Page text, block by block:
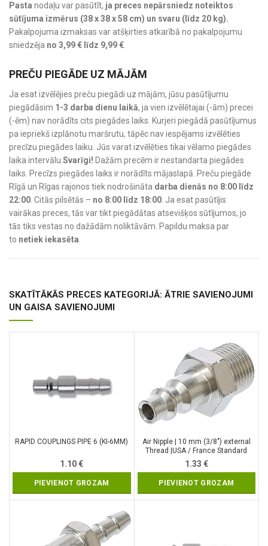
Pasta nodaļu var pasūtīt, ja preces nepārsniedz noteiktos
sūtījuma izmērus (38 x 38 x 58 cm) un svaru (līdz 20 kg).
Pakalpojuma izmaksas var atšķirties atkarībā no pakalpojumu
sniedzēja no 3,99 € līdz 9,99 €
PREČU PIEGĀDE UZ MĀJĀM
Ja esat izvēlējies preču piegādi uz mājām, jūsu pasūtījumu
piegādāsim 1-3 darba dienu laikā, ja vien izvēlētajai (-ām) precei
(-ēm) nav norādīts cits piegādes laiks. Kurjeri piegādā pasūtījumus
pa iepriekš izplānotu maršrutu, tāpēc nav iespējams izvēlēties
precīzu piegādes laiku. Jūs varat izvēlēties tikai vēlamo piegādes
laika intervālu. Svarīgi! Dažām precēm ir nestandarta piegādes
laiks. Precīzs piegādes laiks ir norādīts mājaslapā. Preču piegāde
Rīgā un Rīgas rajonos tiek nodrošināta darba dienās no 8:00 līdz
22:00 . Citās pilsētās – no 8:00 līdz 18:00 . Ja esat pasūtījis
vairākas preces, tās var tikt piegādātas atsevišķos sūtījumos, jo
tās tiks vestas no dažādām noliktāvām. Papildu maksa par
to netiek iekasēta
SKATĪTĀKĀS PRECES KATEGORIJĀ: ĀTRIE SAVIENOJUMI
UN GAISA SAVIENOJUMI
RAPID COUPLINGS PIPE 6 (KI-6MM)
1.10€
PIEVIENOT GROZAM
Air Nipple | 10 mm (3/8″) external
Thread |USA / France Standard
(7064)
1.33 €
PIEVIENOT GROZAM